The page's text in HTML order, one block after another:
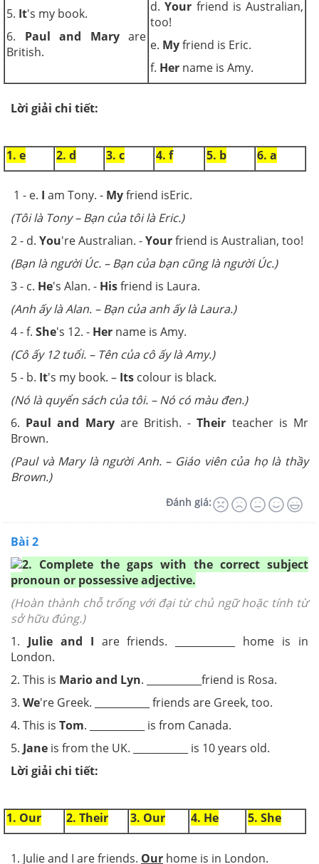
5. It's my book.
6. Paul and Maryare
British.
d.Your friend is Australian,
too!
e. Myfriend is Eric.
f. Her name is Amy.
Lời giải chi tiết:
1. e 2. d 3. c 4. f 5. b 6. a
1 - e. I am Tony. - Myfriend isEric.
(Tôi là Tony – Bạn của tôi là Eric.)
2 - d. You're Australian. -Yourfriend is Australian, too!
(Bạn là người Úc. – Bạn của bạn cũng là người Úc.)
3 - c. He's Alan. - Hisfriend is Laura.
(Anh ấy là Alan. – Bạn của anh ấy là Laura.)
4 - f. She's 12. - Her name is Amy.
(Cô ấy 12 tuổi. – Tên của cô ấy là Amy.)
5 - b. It's my book. – Its colour is black.
(Nó là quyển sách của tôi. – Nó có màu đen.)
6. Paul and Maryare British. -Their teacher is Mr
Brown.
(Paul và Mary là người Anh. – Giáo viên của họ là thầy
Brown.)
Đánh giá:
Bài 2
2. Complete the gaps with the correct subject
pronoun or possessive adjective.
(Hoàn thành chỗ trống với đại từ chủ ngữ hoặc tính từ
sở hữu đúng.)
1. Julie and I are friends. ____________ home is in
London.
2. This is Mario and Lyn. ___________friend is Rosa.
3. We're Greek. ___________ friends are Greek, too.
4. This is Tom. ___________ is from Canada.
5. Jane is from the UK. ___________ is 10 years old.
Lời giải chi tiết:
1. Our 2. Their 3. Our 4. He 5. She
1. Julie and I are friends. Our home is in London.